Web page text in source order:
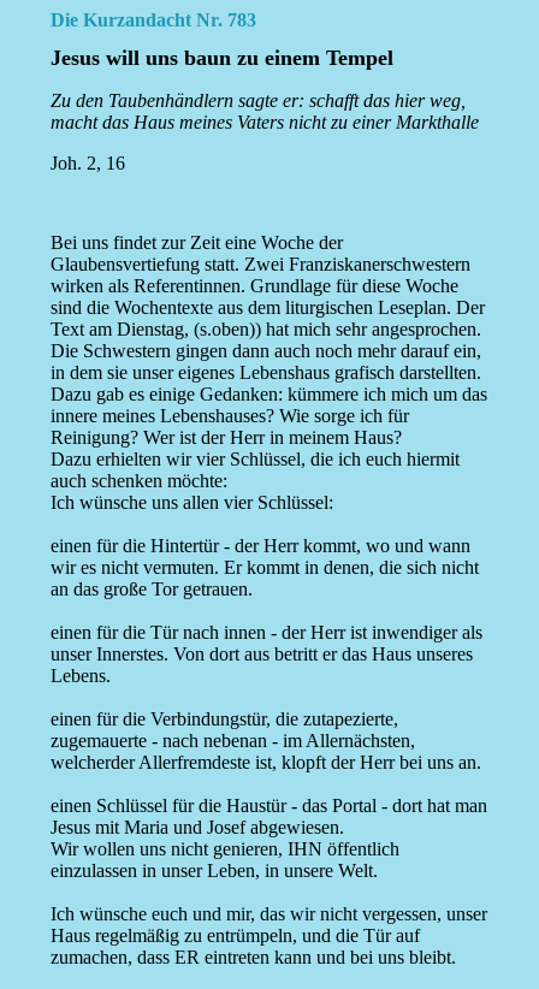
Die Kurzandacht Nr. 783
Jesus will uns baun zu einem Tempel
Zu den Taubenhändlern sagte er: schafft das hier weg,
macht das Haus meines Vaters nicht zu einer Markthalle
Joh. 2, 16
Bei uns findet zur Zeit eine Woche der
Glaubensvertiefung statt. Zwei Franziskanerschwestern
wirken als Referentinnen. Grundlage für diese Woche
sind die Wochentexte aus dem liturgischen Leseplan. Der
Text am Dienstag, (s.oben)) hat mich sehr angesprochen.
Die Schwestern gingen dann auch noch mehr darauf ein,
in dem sie unser eigenes Lebenshaus grafisch darstellten.
Dazu gab es einige Gedanken: kümmere ich mich um das
innere meines Lebenshauses? Wie sorge ich für
Reinigung? Wer ist der Herr in meinem Haus?
Dazu erhielten wir vier Schlüssel, die ich euch hiermit
auch schenken möchte:
Ich wünsche uns allen vier Schlüssel:
einen für die Hintertür - der Herr kommt, wo und wann
wir es nicht vermuten. Er kommt in denen, die sich nicht
an das große Tor getrauen.
einen für die Tür nach innen - der Herr ist inwendiger als
unser Innerstes. Von dort aus betritt er das Haus unseres
Lebens.
einen für die Verbindungstür, die zutapezierte,
zugemauerte - nach nebenan - im Allernächsten,
welcherder Allerfremdeste ist, klopft der Herr bei uns an.
einen Schlüssel für die Haustür - das Portal - dort hat man
Jesus mit Maria und Josef abgewiesen.
Wir wollen uns nicht genieren, IHN öffentlich
einzulassen in unser Leben, in unsere Welt.
Ich wünsche euch und mir, das wir nicht vergessen, unser
Haus regelmäßig zu entrümpeln, und die Tür auf
zumachen, dass ER eintreten kann und bei uns bleibt.